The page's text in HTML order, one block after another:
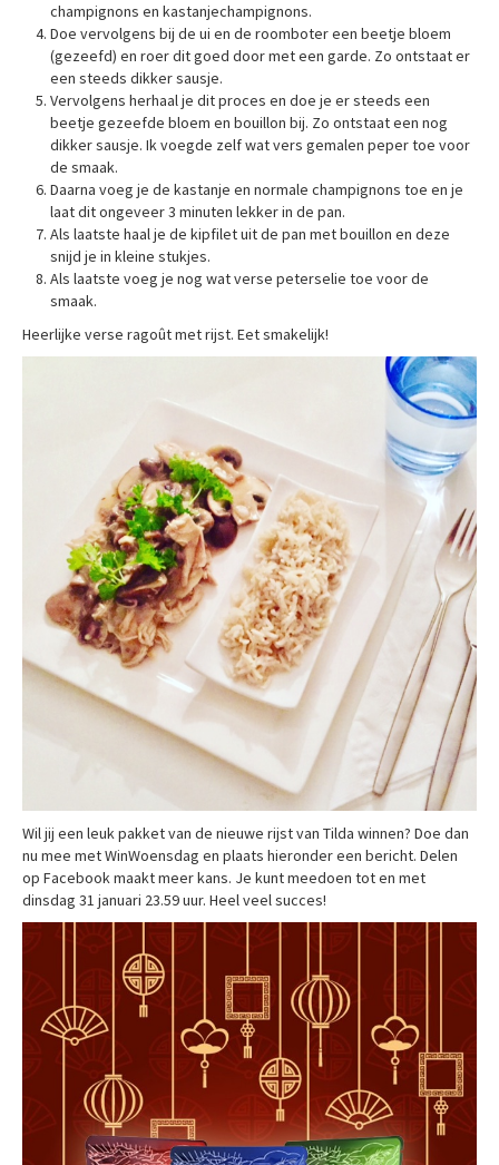
champignons en kastanjechampignons.
Doe vervolgens bij de ui en de roomboter een beetje bloem
(gezeefd) en roer dit goed door met een garde. Zo ontstaat er
een steeds dikker sausje.
Vervolgens herhaal je dit proces en doe je er steeds een
beetje gezeefde bloem en bouillon bij. Zo ontstaat een nog
dikker sausje. Ik voegde zelf wat vers gemalen peper toe voor
de smaak.
Daarna voeg je de kastanje en normale champignons toe en je
laat dit ongeveer 3 minuten lekker in de pan.
Als laatste haal je de kipfilet uit de pan met bouillon en deze
snijd je in kleine stukjes.
Als laatste voeg je nog wat verse peterselie toe voor de
smaak.
Heerlijke verse ragoût met rijst. Eet smakelijk!
Wil jij een leuk pakket van de nieuwe rijst van Tilda winnen? Doe dan
nu mee met WinWoensdag en plaats hieronder een bericht. Delen
op Facebook maakt meer kans. Je kunt meedoen tot en met
dinsdag 31 januari 23.59 uur. Heel veel succes!